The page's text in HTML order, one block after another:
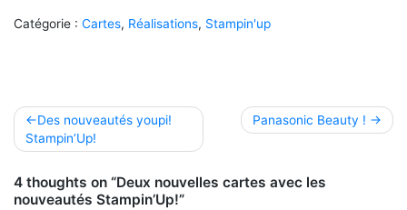
Catégorie : Cartes, Réalisations, Stampin'up
Navigation
de
l’article
Des nouveautés youpi!
Stampin’Up!
Panasonic Beauty !
4 thoughts on “Deux nouvelles cartes avec les
nouveautés Stampin’Up!”